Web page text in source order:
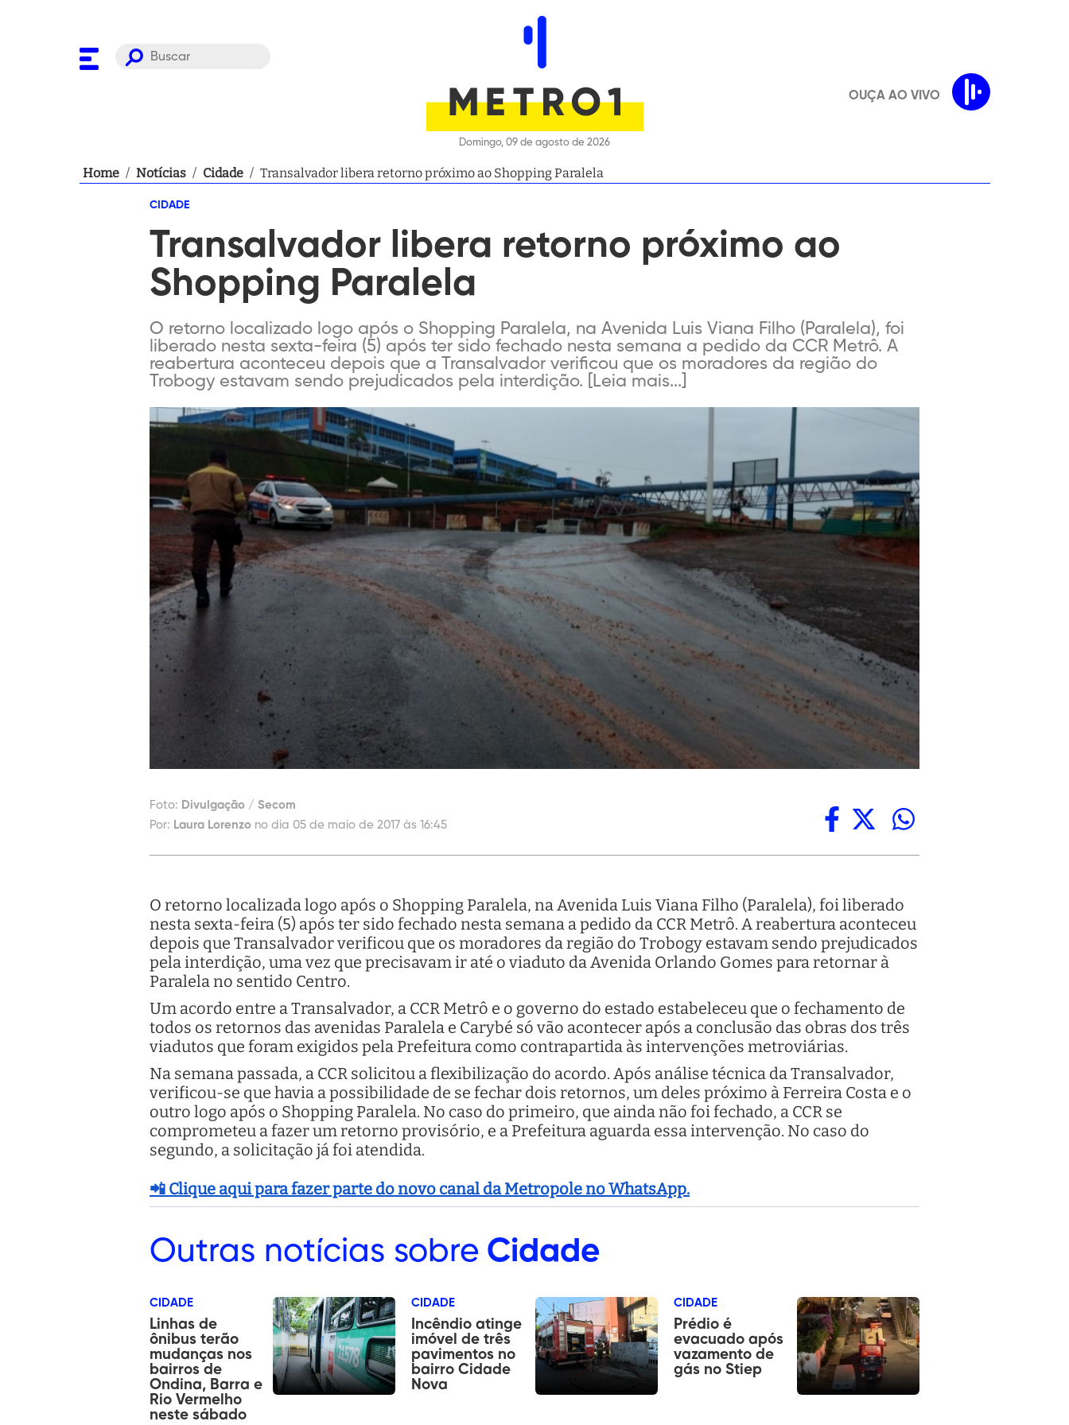
Domingo, 09 de agosto de 2026
OUÇA AO VIVO
Home / Notícias / Cidade / Transalvador libera retorno próximo ao Shopping Paralela
CIDADE
Transalvador libera retorno próximo ao
Shopping Paralela
O retorno localizado logo após o Shopping Paralela, na Avenida Luis Viana Filho (Paralela), foi
liberado nesta sexta-feira (5) após ter sido fechado nesta semana a pedido da CCR Metrô. A
reabertura aconteceu depois que a Transalvador verificou que os moradores da região do
Trobogy estavam sendo prejudicados pela interdição. [Leia mais...]
Foto: Divulgação / Secom
Por: Laura Lorenzo no dia 05 de maio de 2017 às 16:45
O retorno localizada logo após o Shopping Paralela, na Avenida Luis Viana Filho (Paralela), foi liberado
nesta sexta-feira (5) após ter sido fechado nesta semana a pedido da CCR Metrô. A reabertura aconteceu
depois que Transalvador verificou que os moradores da região do Trobogy estavam sendo prejudicados
pela interdição, uma vez que precisavam ir até o viaduto da Avenida Orlando Gomes para retornar à
Paralela no sentido Centro.
Um acordo entre a Transalvador, a CCR Metrô e o governo do estado estabeleceu que o fechamento de
todos os retornos das avenidas Paralela e Carybé só vão acontecer após a conclusão das obras dos três
viadutos que foram exigidos pela Prefeitura como contrapartida às intervenções metroviárias.
Na semana passada, a CCR solicitou a flexibilização do acordo. Após análise técnica da Transalvador,
verificou-se que havia a possibilidade de se fechar dois retornos, um deles próximo à Ferreira Costa e o
outro logo após o Shopping Paralela. No caso do primeiro, que ainda não foi fechado, a CCR se
comprometeu a fazer um retorno provisório, e a Prefeitura aguarda essa intervenção. No caso do
segundo, a solicitação já foi atendida.
📲 Clique aqui para fazer parte do novo canal da Metropole no WhatsApp.
Outras notícias sobre Cidade
CIDADE
Linhas de
ônibus terão
mudanças nos
bairros de
Ondina, Barra e
Rio Vermelho
neste sábado
CIDADE
Incêndio atinge
imóvel de três
pavimentos no
bairro Cidade
Nova
CIDADE
Prédio é
evacuado após
vazamento de
gás no Stiep